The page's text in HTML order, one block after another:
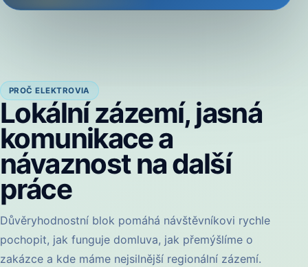
PROČ ELEKTROVIA
Lokální zázemí, jasná
komunikace a
návaznost na další
práce
Důvěryhodnostní blok pomáhá návštěvníkovi rychle
pochopit, jak funguje domluva, jak přemýšlíme o
zakázce a kde máme nejsilnější regionální zázemí.